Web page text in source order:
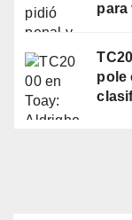
para
pole